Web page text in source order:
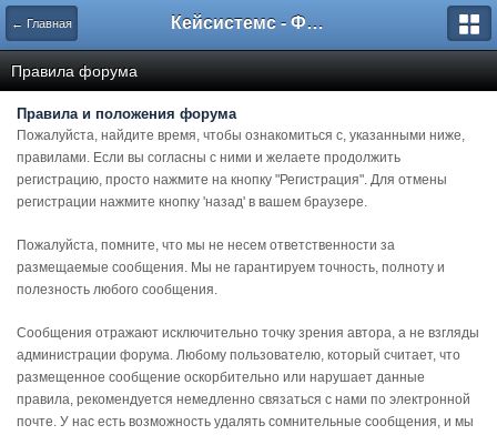
← Главная Кейсистемс - Форумы
Правила форума
Правила и положения форума
Пожалуйста, найдите время, чтобы ознакомиться с, указанными ниже,
правилами. Если вы согласны с ними и желаете продолжить
регистрацию, просто нажмите на кнопку "Регистрация". Для отмены
регистрации нажмите кнопку 'назад' в вашем браузере.
Пожалуйста, помните, что мы не несем ответственности за
размещаемые сообщения. Мы не гарантируем точность, полноту и
полезность любого сообщения.
Сообщения отражают исключительно точку зрения автора, а не взгляды
администрации форума. Любому пользователю, который считает, что
размещенное сообщение оскорбительно или нарушает данные
правила, рекомендуется немедленно связаться с нами по электронной
почте. У нас есть возможность удалять сомнительные сообщения, и мы